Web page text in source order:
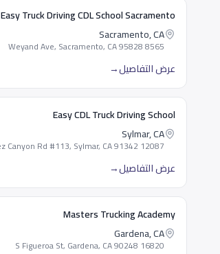
Easy Truck Driving CDL School Sacramento
Sacramento, CA
8565 Weyand Ave, Sacramento, CA 95828
عرض التفاصيل→
Easy CDL Truck Driving School
Sylmar, CA
12087 Lopez Canyon Rd #113, Sylmar, CA 91342
عرض التفاصيل→
Masters Trucking Academy
Gardena, CA
16820 S Figueroa St, Gardena, CA 90248